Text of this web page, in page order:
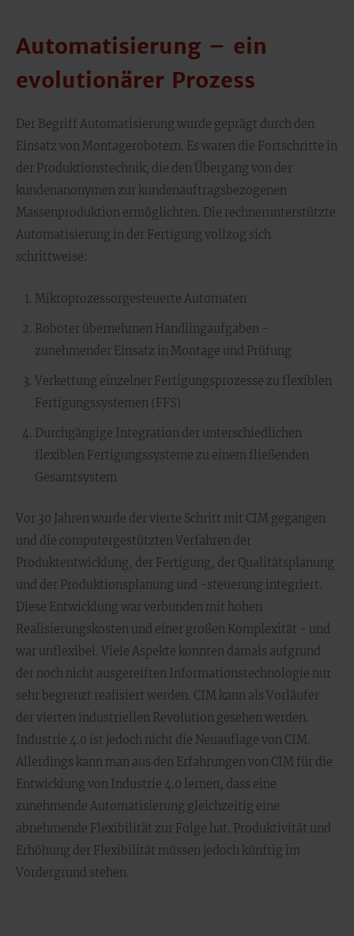
Automatisierung – ein
evolutionärer Prozess
Der Begriff Automatisierung wurde geprägt durch den
Einsatz von Montagerobotern. Es waren die Fortschritte in
der Produktionstechnik, die den Übergang von der
kundenanonymen zur kundenauftragsbezogenen
Massenproduktion ermöglichten. Die rechnerunterstützte
Automatisierung in der Fertigung vollzog sich
schrittweise:
Mikroprozessorgesteuerte Automaten
Roboter übernehmen Handlingaufgaben -
zunehmender Einsatz in Montage und Prüfung
Verkettung einzelner Fertigungsprozesse zu flexiblen
Fertigungssystemen (FFS)
Durchgängige Integration der unterschiedlichen
flexiblen Fertigungssysteme zu einem fließenden
Gesamtsystem
Vor 30 Jahren wurde der vierte Schritt mit CIM gegangen
und die computergestützten Verfahren der
Produktentwicklung, der Fertigung, der Qualitätsplanung
und der Produktionsplanung und -steuerung integriert.
Diese Entwicklung war verbunden mit hohen
Realisierungskosten und einer großen Komplexität - und
war unflexibel. Viele Aspekte konnten damals aufgrund
der noch nicht ausgereiften Informationstechnologie nur
sehr begrenzt realisiert werden. CIM kann als Vorläufer
der vierten industriellen Revolution gesehen werden.
Industrie 4.0 ist jedoch nicht die Neuauflage von CIM.
Allerdings kann man aus den Erfahrungen von CIM für die
Entwicklung von Industrie 4.0 lernen, dass eine
zunehmende Automatisierung gleichzeitig eine
abnehmende Flexibilität zur Folge hat. Produktivität und
Erhöhung der Flexibilität müssen jedoch künftig im
Vordergrund stehen.